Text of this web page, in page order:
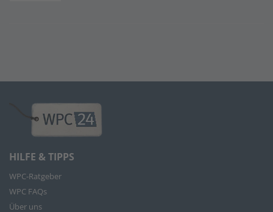
HILFE & TIPPS
WPC-Ratgeber
WPC FAQs
Über uns